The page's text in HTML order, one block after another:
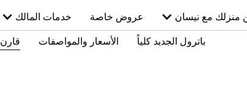
منزلك مع نيسان عروض خاصة خدمات المالك
باترول الجديد كلياً الأسعار والمواصفات قارن